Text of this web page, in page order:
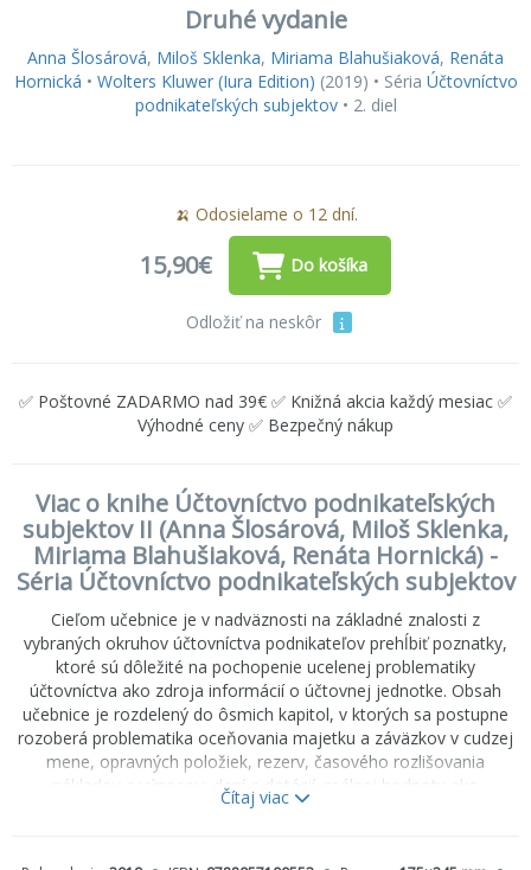
Druhé vydanie
Anna Šlosárová, Miloš Sklenka, Miriama Blahušiaková, Renáta
Hornická • Wolters Kluwer (Iura Edition) (2019) • Séria Účtovníctvo
podnikateľských subjektov• 2. diel
🍌 Odosielame o 12 dní.
15,90€ Do košíka
Odložiť na neskôr
✅ Poštovné ZADARMO nad 39€ ✅ Knižná akcia každý mesiac ✅
Výhodné ceny ✅ Bezpečný nákup
Viac o knihe Účtovníctvo podnikateľských
subjektov II (Anna Šlosárová, Miloš Sklenka,
Miriama Blahušiaková, Renáta Hornická) -
Séria Účtovníctvo podnikateľských subjektov
Cieľom učebnice je v nadväznosti na základné znalosti z
vybraných okruhov účtovníctva podnikateľov prehĺbiť poznatky,
ktoré sú dôležité na pochopenie ucelenej problematiky
účtovníctva ako zdroja informácií o účtovnej jednotke. Obsah
učebnice je rozdelený do ôsmich kapitol, v ktorých sa postupne
rozoberá problematika oceňovania majetku a záväzkov v cudzej
mene, opravných položiek, rezerv, časového rozlišovania
nákladov a výnosov, daní a dotácií, reálnej hodnoty ako
oceňovacej veličiny, odloženej dane z príjmov a inventarizácie
Čítaj viac